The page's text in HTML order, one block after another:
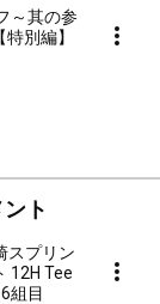
～其の参
別編】
ト
スプリン
12H Tee
組目